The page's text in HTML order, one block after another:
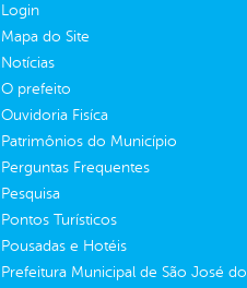
Login
Mapa do Site
Notícias
O prefeito
Ouvidoria Fisíca
Patrimônios do Município
Perguntas Frequentes
Pesquisa
Pontos Turísticos
Pousadas e Hotéis
Prefeitura Municipal de São José do